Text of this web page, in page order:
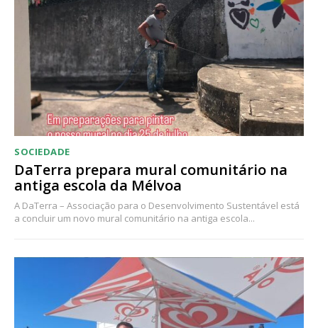
SOCIEDADE
DaTerra prepara mural comunitário na
antiga escola da Mélvoa
A DaTerra – Associação para o Desenvolvimento Sustentável está
a concluir um novo mural comunitário na antiga escola...